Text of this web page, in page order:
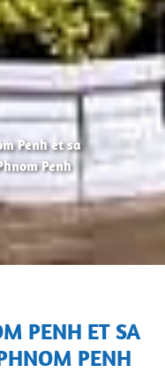
Penh et sa
Penh
PENH